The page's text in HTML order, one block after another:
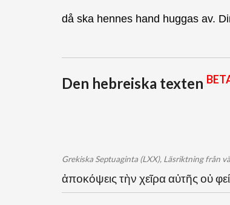
då ska hennes hand huggas av.
Den hebreiska texten
Grekiska Septuaginta (LXX), Läsriktning från
ἀποκόψεις τὴν χεῖρα αὐτῆς οὐ